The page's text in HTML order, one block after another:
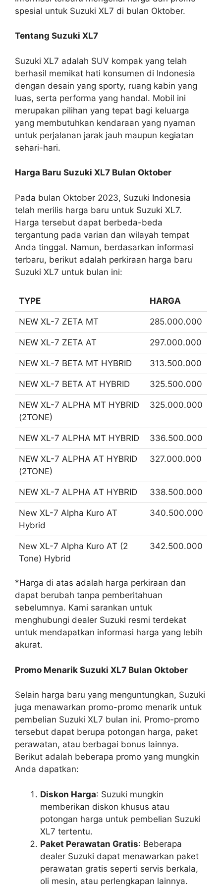
spesial untuk Suzuki XL7 di bulan Oktober.
Tentang Suzuki XL7
Suzuki XL7 adalah SUV kompak yang telah
berhasil memikat hati konsumen di Indonesia
dengan desain yang sporty, ruang kabin yang
luas, serta performa yang handal. Mobil ini
merupakan pilihan yang tepat bagi keluarga
yang membutuhkan kendaraan yang nyaman
untuk perjalanan jarak jauh maupun kegiatan
sehari-hari.
Harga Baru Suzuki XL7 Bulan Oktober
Pada bulan Oktober 2023, Suzuki Indonesia
telah merilis harga baru untuk Suzuki XL7.
Harga tersebut dapat berbeda-beda
tergantung pada varian dan wilayah tempat
Anda tinggal. Namun, berdasarkan informasi
terbaru, berikut adalah perkiraan harga baru
Suzuki XL7 untuk bulan ini:
TYPE HARGA
NEW XL-7 ZETA MT 285.000.000
NEW XL-7 ZETA AT 297.000.000
NEW XL-7 BETA MT HYBRID 313.500.000
NEW XL-7 BETA AT HYBRID 325.500.000
NEW XL-7 ALPHA MT HYBRID
(2TONE)
325.000.000
NEW XL-7 ALPHA MT HYBRID 336.500.000
NEW XL-7 ALPHA AT HYBRID
(2TONE)
327.000.000
NEW XL-7 ALPHA AT HYBRID 338.500.000
New XL-7 Alpha Kuro AT
Hybrid
340.500.000
New XL-7 Alpha Kuro AT (2
Tone) Hybrid
342.500.000
*Harga di atas adalah harga perkiraan dan
dapat berubah tanpa pemberitahuan
sebelumnya. Kami sarankan untuk
menghubungi dealer Suzuki resmi terdekat
untuk mendapatkan informasi harga yang lebih
akurat.
Promo Menarik Suzuki XL7 Bulan Oktober
Selain harga baru yang menguntungkan, Suzuki
juga menawarkan promo-promo menarik untuk
pembelian Suzuki XL7 bulan ini. Promo-promo
tersebut dapat berupa potongan harga, paket
perawatan, atau berbagai bonus lainnya.
Berikut adalah beberapa promo yang mungkin
Anda dapatkan:
Diskon Harga: Suzuki mungkin
memberikan diskon khusus atau
potongan harga untuk pembelian Suzuki
XL7 tertentu.
Paket Perawatan Gratis: Beberapa
dealer Suzuki dapat menawarkan paket
perawatan gratis seperti servis berkala,
oli mesin, atau perlengkapan lainnya.